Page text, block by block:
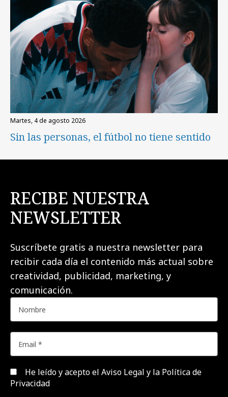
martes, 4 de agosto 2026
Sin las personas, el fútbol no tiene sentido
RECIBE NUESTRA
NEWSLETTER
Suscríbete gratis a nuestra newsletter para
recibir cada día el contenido más actual sobre
creatividad, publicidad, marketing, y
comunicación.
He leído y acepto el Aviso Legal y la Política de
Privacidad